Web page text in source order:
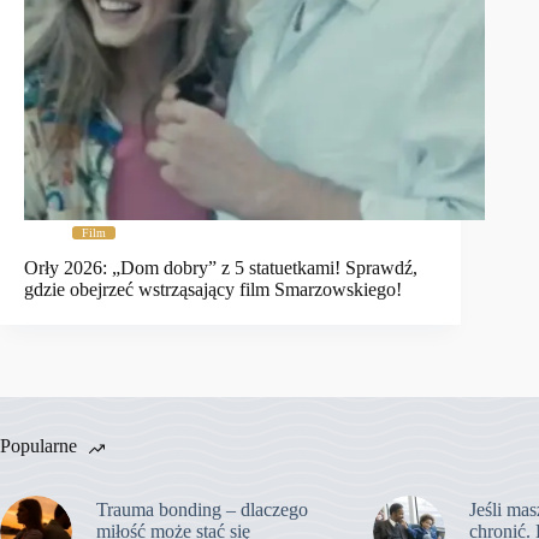
Film
Orły 2026: „Dom dobry” z 5 statuetkami! Sprawdź,
gdzie obejrzeć wstrząsający film Smarzowskiego!
Popularne
Trauma bonding – dlaczego
miłość może stać się
Jeśli
chronić.